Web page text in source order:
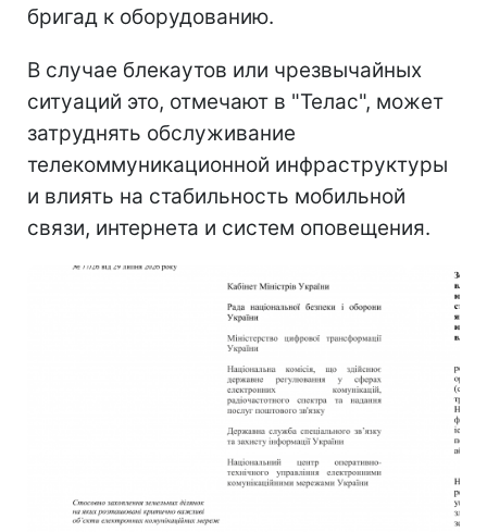
бригад к оборудованию.
В случае блекаутов или чрезвычайных
ситуаций это, отмечают в "Телас", может
затруднять обслуживание
телекоммуникационной инфраструктуры
и влиять на стабильность мобильной
связи, интернета и систем оповещения.